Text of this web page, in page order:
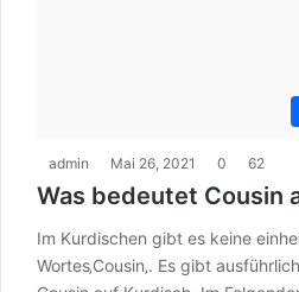
admin Mai 26, 2021 0 62
Was bedeutet Cousin
Im Kurdischen gibt es keine
Wortes‚Cousin‚. Es gibt